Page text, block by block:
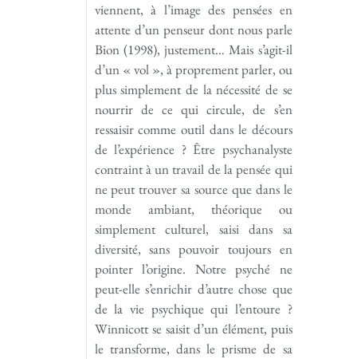
viennent, à l’image des pensées en
attente d’un penseur dont nous parle
Bion (1998), justement… Mais s’agit-il
d’un « vol », à proprement parler, ou
plus simplement de la nécessité de se
nourrir de ce qui circule, de s’en
ressaisir comme outil dans le décours
de l’expérience ? Être psychanalyste
contraint à un travail de la pensée qui
ne peut trouver sa source que dans le
monde ambiant, théorique ou
simplement culturel, saisi dans sa
diversité, sans pouvoir toujours en
pointer l’origine. Notre psyché ne
peut-elle s’enrichir d’autre chose que
de la vie psychique qui l’entoure ?
Winnicott se saisit d’un élément, puis
le transforme, dans le prisme de sa